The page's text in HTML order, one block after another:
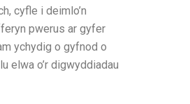
cyfle i deimlo’n
pwerus ar gyfer
ychydig o gyfnod o
elwa o’r digwyddiadau